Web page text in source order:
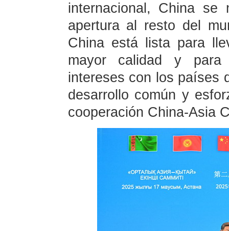
internacional, China se
apertura al resto del
China está lista para
mayor calidad y para
intereses con los países
desarrollo común y
cooperación China-Asia